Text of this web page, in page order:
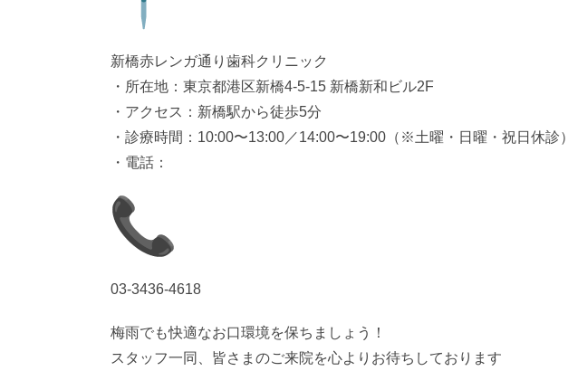
新橋赤レンガ通り歯科クリニック
・所在地：東京都港区新橋4-5-15 新橋新和ビル2F
・アクセス：新橋駅から徒歩5分
・診療時間：10:00〜13:00／14:00〜19:00（※土曜・日曜・祝日休診）
・電話：
03-3436-4618
梅雨でも快適なお口環境を保ちましょう！
スタッフ一同、皆さまのご来院を心よりお待ちしております